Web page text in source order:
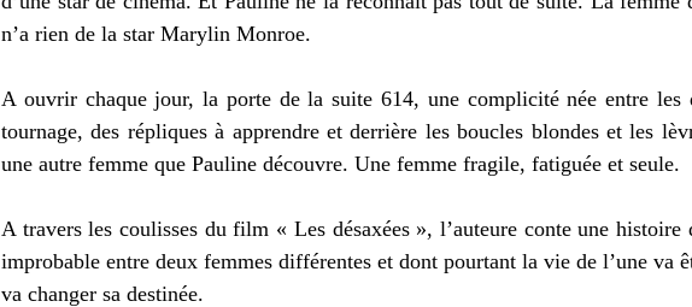
n’a rien de la star Marylin Monroe.
A ouvrir chaque jour, la porte de la suite 614, une complicité née entre les
tournage, des répliques à apprendre et derrière les boucles blondes et les
une autre femme que Pauline découvre. Une femme fragile, fatiguée et seule.
A travers les coulisses du film « Les désaxées », l’auteure conte une histoire
improbable entre deux femmes différentes et dont pourtant la vie de l’une va
va changer sa destinée.